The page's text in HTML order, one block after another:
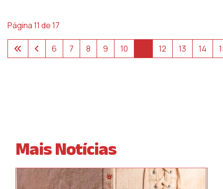
Página 11 de 17
6 7 8 9 10 12 13 14
Mais Notícias